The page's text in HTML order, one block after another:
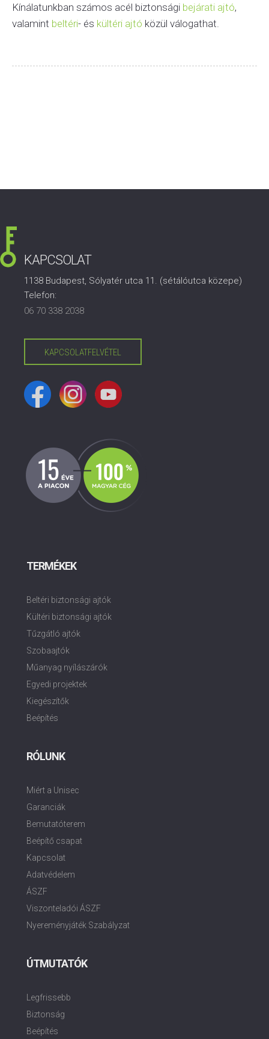
Kínálatunkban számos acél biztonsági bejárati ajtó,
valamint beltéri- és kültéri ajtó közül válogathat.
KAPCSOLAT
1138 Budapest, Sólyatér utca 11. (sétálóutca közepe)
Telefon:
06 70 338 2038
KAPCSOLATFELVÉTEL
TERMÉKEK
Beltéri biztonsági ajtók
Kültéri biztonsági ajtók
Tűzgátló ajtók
Szobaajtók
Műanyag nyílászárók
Egyedi projektek
Kiegészítők
Beépítés
RÓLUNK
Miért a Unisec
Garanciák
Bemutatóterem
Beépítő csapat
Kapcsolat
Adatvédelem
ÁSZF
Viszonteladói ÁSZF
Nyereményjáték Szabályzat
ÚTMUTATÓK
Legfrissebb
Biztonság
Beépítés